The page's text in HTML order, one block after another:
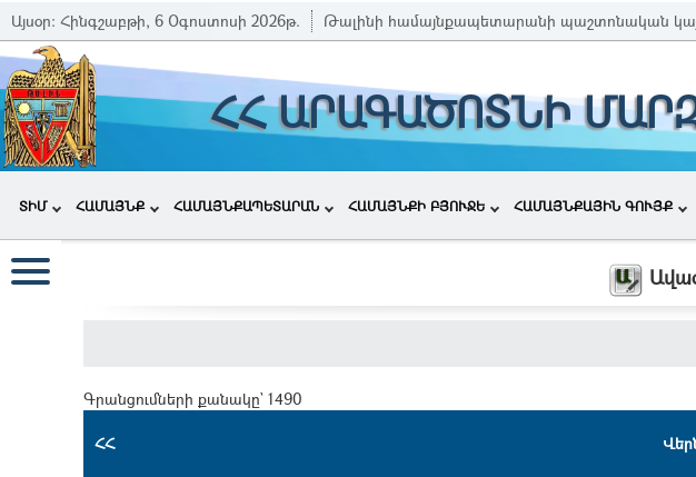
Այսօր: Հինգշաբթի, 6 Օգոստոսի 2026թ. Թալինի համայնքապետարանի պաշտոնական
ՀՀ ԱՐԱԳԱԾՈՏՆԻ
ՏԻՄ ՀԱՄԱՅՆՔ ՀԱՄԱՅՆՔԱՊԵՏԱՐԱՆ ՀԱՄԱՅՆՔԻ ԲՅՈՒՋԵ ՀԱՄԱՅՆՔԱՅԻՆ ԳՈՒՅՔ
Գրանցումների քանակը` 1490
ՀՀ